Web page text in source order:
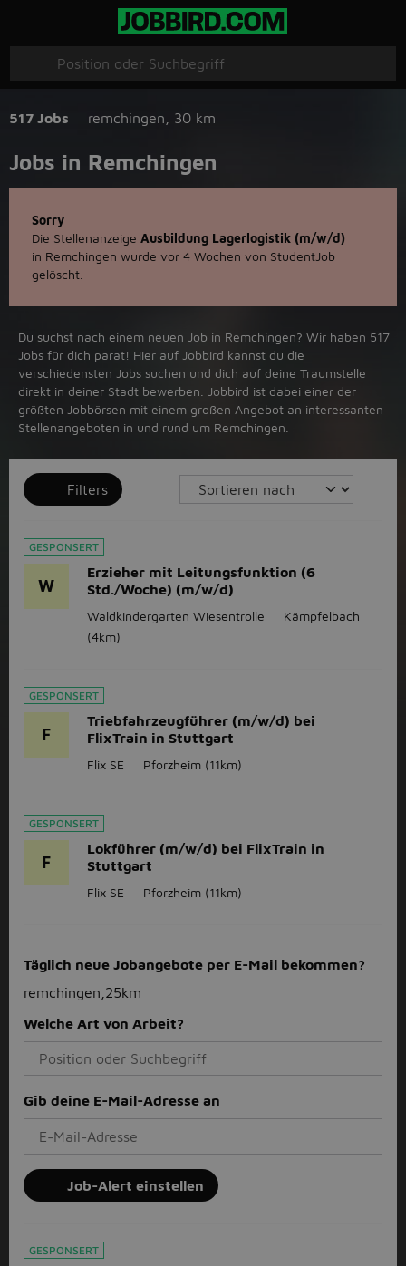
517 Jobs remchingen 30 km
Jobs in Remchingen
Sorry
Die Stellenanzeige Ausbildung Lagerlogistik (m/w/d)
in Remchingen wurde vor 4 Wochen von StudentJob
gelöscht.
Du suchst nach einem neuen Job in Remchingen? Wir haben 517
Jobs für dich parat! Hier auf Jobbird kannst du die
verschiedensten Jobs suchen und dich auf deine Traumstelle
direkt in deiner Stadt bewerben. Jobbird ist dabei einer der
größten Jobbörsen mit einem großen Angebot an interessanten
Stellenangeboten in und rund um Remchingen.
Filters
GESPONSERT
W
Erzieher mit Leitungsfunktion (6
Std./Woche) (m/w/d)
Waldkindergarten Wiesentrolle
Kämpfelbach
(4km)
GESPONSERT
F
Triebfahrzeugführer (m/w/d) bei
FlixTrain in Stuttgart
Flix SE Pforzheim (11km)
GESPONSERT
F
Lokführer (m/w/d) bei FlixTrain in
Stuttgart
Flix SE Pforzheim (11km)
Täglich neue Jobangebote per E-Mail bekommen?
remchingen,25km
Welche Art von Arbeit?
Gib deine E-Mail-Adresse an
Job-Alert einstellen
GESPONSERT